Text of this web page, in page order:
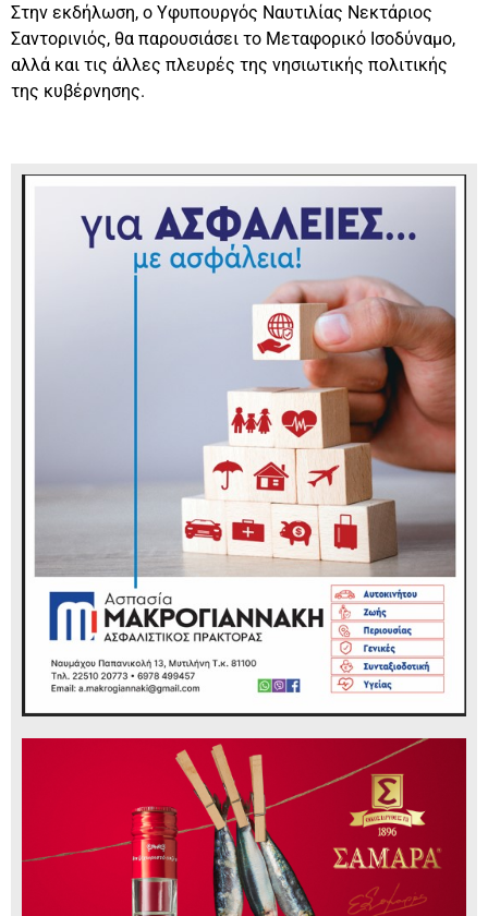
Στην εκδήλωση, ο Υφυπουργός Ναυτιλίας Νεκτάριος
Σαντορινιός, θα παρουσιάσει το Μεταφορικό Ισοδύναμο,
αλλά και τις άλλες πλευρές της νησιωτικής πολιτικής
της κυβέρνησης.